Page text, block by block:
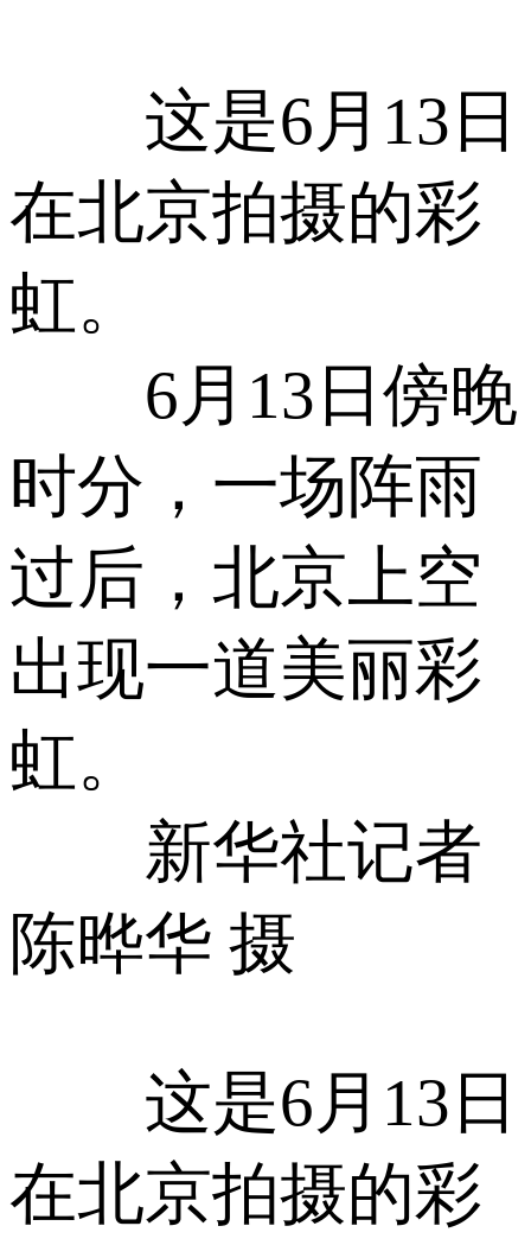
这是6月13日
在北京拍摄的彩
虹。
6月13日傍晚
时分，一场阵雨
过后，北京上空
出现一道美丽彩
虹。
新华社记者
陈晔华 摄
这是6月13日
在北京拍摄的彩